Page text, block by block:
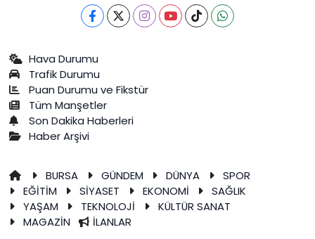
Hava Durumu
Trafik Durumu
Puan Durumu ve Fikstür
Tüm Manşetler
Son Dakika Haberleri
Haber Arşivi
BURSA GÜNDEM DÜNYA
SPOR
EĞİTİM
SİYASET EKONOMİ
SAĞLIK
YAŞAM
TEKNOLOJİ
KÜLTÜR SANAT
MAGAZİN
İLANLAR